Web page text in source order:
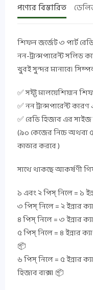
পণ্যের বিস্তারিত
শিফন জর্জেট ৩ পার্ট
নন-ট্রান্সপারেন্ট সলিড
খুবই সুন্দর মানাবে।
✅ সফ্ট মালয়েশিয়ান
✅ নন ট্রান্সপারেন্ট
✅ রেডি হিজাব এর
(৯০ কেজের নিচে অথবা
কাভার করবে )
সাথে থাকছে আকর্ষণী
১ এবং ২ পিস্ নিলে = ১
৩ পিস্ নিলে = ২ ইন্নার
৪ পিস্ নিলে = ৩ ইন্নার
৫ পিস্ নিলে = ৪ ইন্নার
📦
৬ পিস্ নিলে = ৫ ইন্নার
হিজাব বাক্স। 📦